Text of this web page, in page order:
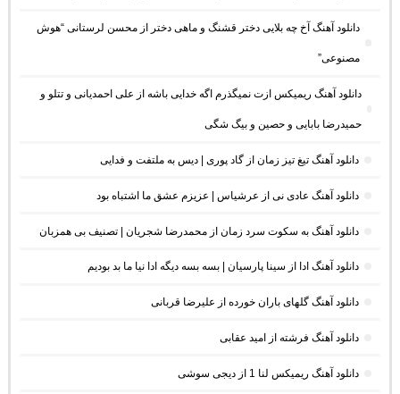
دانلود آهنگ آخ چه بلایی دختر قشنگ و ماهی دختر از محسن لرستانی “هوش
مصنوعی”
دانلود آهنگ ریمیکس ازت نمیگذرم اگه خدایی باشه از علی احمدیانی و تتلو و
حمیدرضا بابایی و حصین و بیگ شگی
دانلود آهنگ تیغ تیز زمان از گاد پوری | دیس به ملتفت و فدایی
دانلود آهنگ عادی نی از عرشیاس | عزیزم عشق ما اشتباه بود
دانلود آهنگ به سکوت سرد زمان از محمدرضا شجریان | تصنیف بی همزبان
دانلود آهنگ ادا از سینا پارسیان | بسه بسه دیگه ادا نیا ما بد بودیم
دانلود آهنگ گلهای باران خورده از علیرضا قربانی
دانلود آهنگ فرشته از امید عقابی
دانلود آهنگ ریمیکس لنا 1 از دیجی سوشی